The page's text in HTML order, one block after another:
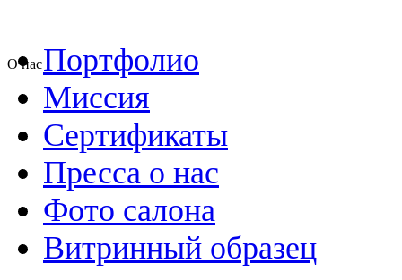
О насПортфолио
Миссия
Сертификаты
Пресса о нас
Фото салона
Витринный образец